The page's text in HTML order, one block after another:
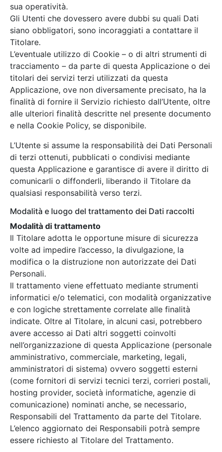
sua operatività.
Gli Utenti che dovessero avere dubbi su quali Dati
siano obbligatori, sono incoraggiati a contattare il
Titolare.
L’eventuale utilizzo di Cookie – o di altri strumenti di
tracciamento – da parte di questa Applicazione o dei
titolari dei servizi terzi utilizzati da questa
Applicazione, ove non diversamente precisato, ha la
finalità di fornire il Servizio richiesto dall’Utente, oltre
alle ulteriori finalità descritte nel presente documento
e nella Cookie Policy, se disponibile.
L’Utente si assume la responsabilità dei Dati Personali
di terzi ottenuti, pubblicati o condivisi mediante
questa Applicazione e garantisce di avere il diritto di
comunicarli o diffonderli, liberando il Titolare da
qualsiasi responsabilità verso terzi.
Modalità e luogo del trattamento dei Dati raccolti
Modalità di trattamento
Il Titolare adotta le opportune misure di sicurezza
volte ad impedire l’accesso, la divulgazione, la
modifica o la distruzione non autorizzate dei Dati
Personali.
Il trattamento viene effettuato mediante strumenti
informatici e/o telematici, con modalità organizzative
e con logiche strettamente correlate alle finalità
indicate. Oltre al Titolare, in alcuni casi, potrebbero
avere accesso ai Dati altri soggetti coinvolti
nell’organizzazione di questa Applicazione (personale
amministrativo, commerciale, marketing, legali,
amministratori di sistema) ovvero soggetti esterni
(come fornitori di servizi tecnici terzi, corrieri postali,
hosting provider, società informatiche, agenzie di
comunicazione) nominati anche, se necessario,
Responsabili del Trattamento da parte del Titolare.
L’elenco aggiornato dei Responsabili potrà sempre
essere richiesto al Titolare del Trattamento.